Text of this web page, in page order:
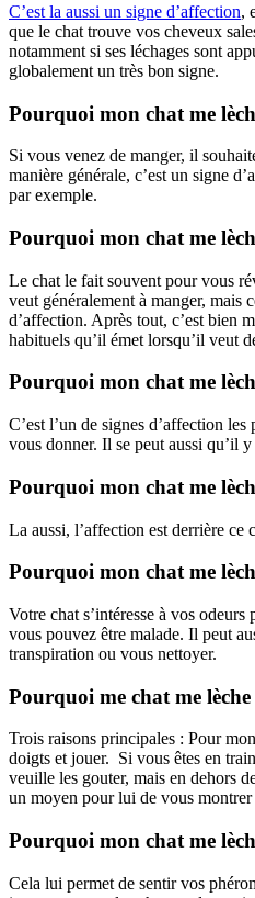
C’est la aussi un signe d’affection,
que le chat trouve vos cheveux
notamment si ses léchages sont
globalement un très bon signe.
Pourquoi mon chat me
Si vous venez de manger, il
manière générale, c’est un signe
par exemple.
Pourquoi mon chat me
Le chat le fait souvent pour vous
veut généralement à manger, mais
d’affection. Après tout, c’est bien
habituels qu’il émet lorsqu’il veut
Pourquoi mon chat me
C’est l’un de signes d’affection
vous donner. Il se peut aussi qu’il
Pourquoi mon chat me
La aussi, l’affection est derrière ce
Pourquoi mon chat me
Votre chat s’intéresse à vos
vous pouvez être malade. Il peut
transpiration ou vous nettoyer.
Pourquoi me chat me lèche
Trois raisons principales : Pour
doigts et jouer. Si vous êtes en
veuille les gouter, mais en dehors
un moyen pour lui de vous montrer
Pourquoi mon chat me
Cela lui permet de sentir vos